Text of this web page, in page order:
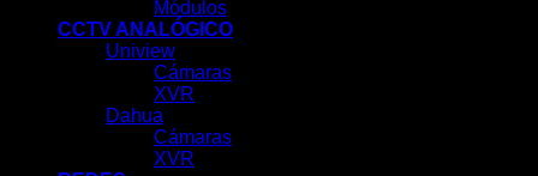
Módulos
CCTV ANALÓGICO
Uniview
Cámaras
XVR
Dahua
Cámaras
XVR